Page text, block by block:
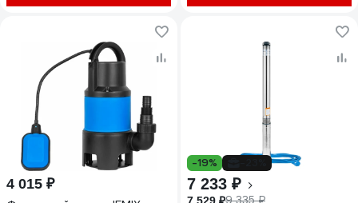
4 015 ₽
-19%
7 233 ₽
7 529 ₽9 335 ₽